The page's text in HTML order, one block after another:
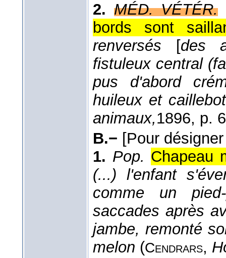
2. MÉD. VÉTÉR.
bords sont
renversés [des
fistuleux central
pus d'abord
huileux et
animaux,1896, p.
B.− [Pour
1. Pop. Chapeau
(...) l'enfant
comme un
saccades après
jambe, remonté
melon (Cendrars,